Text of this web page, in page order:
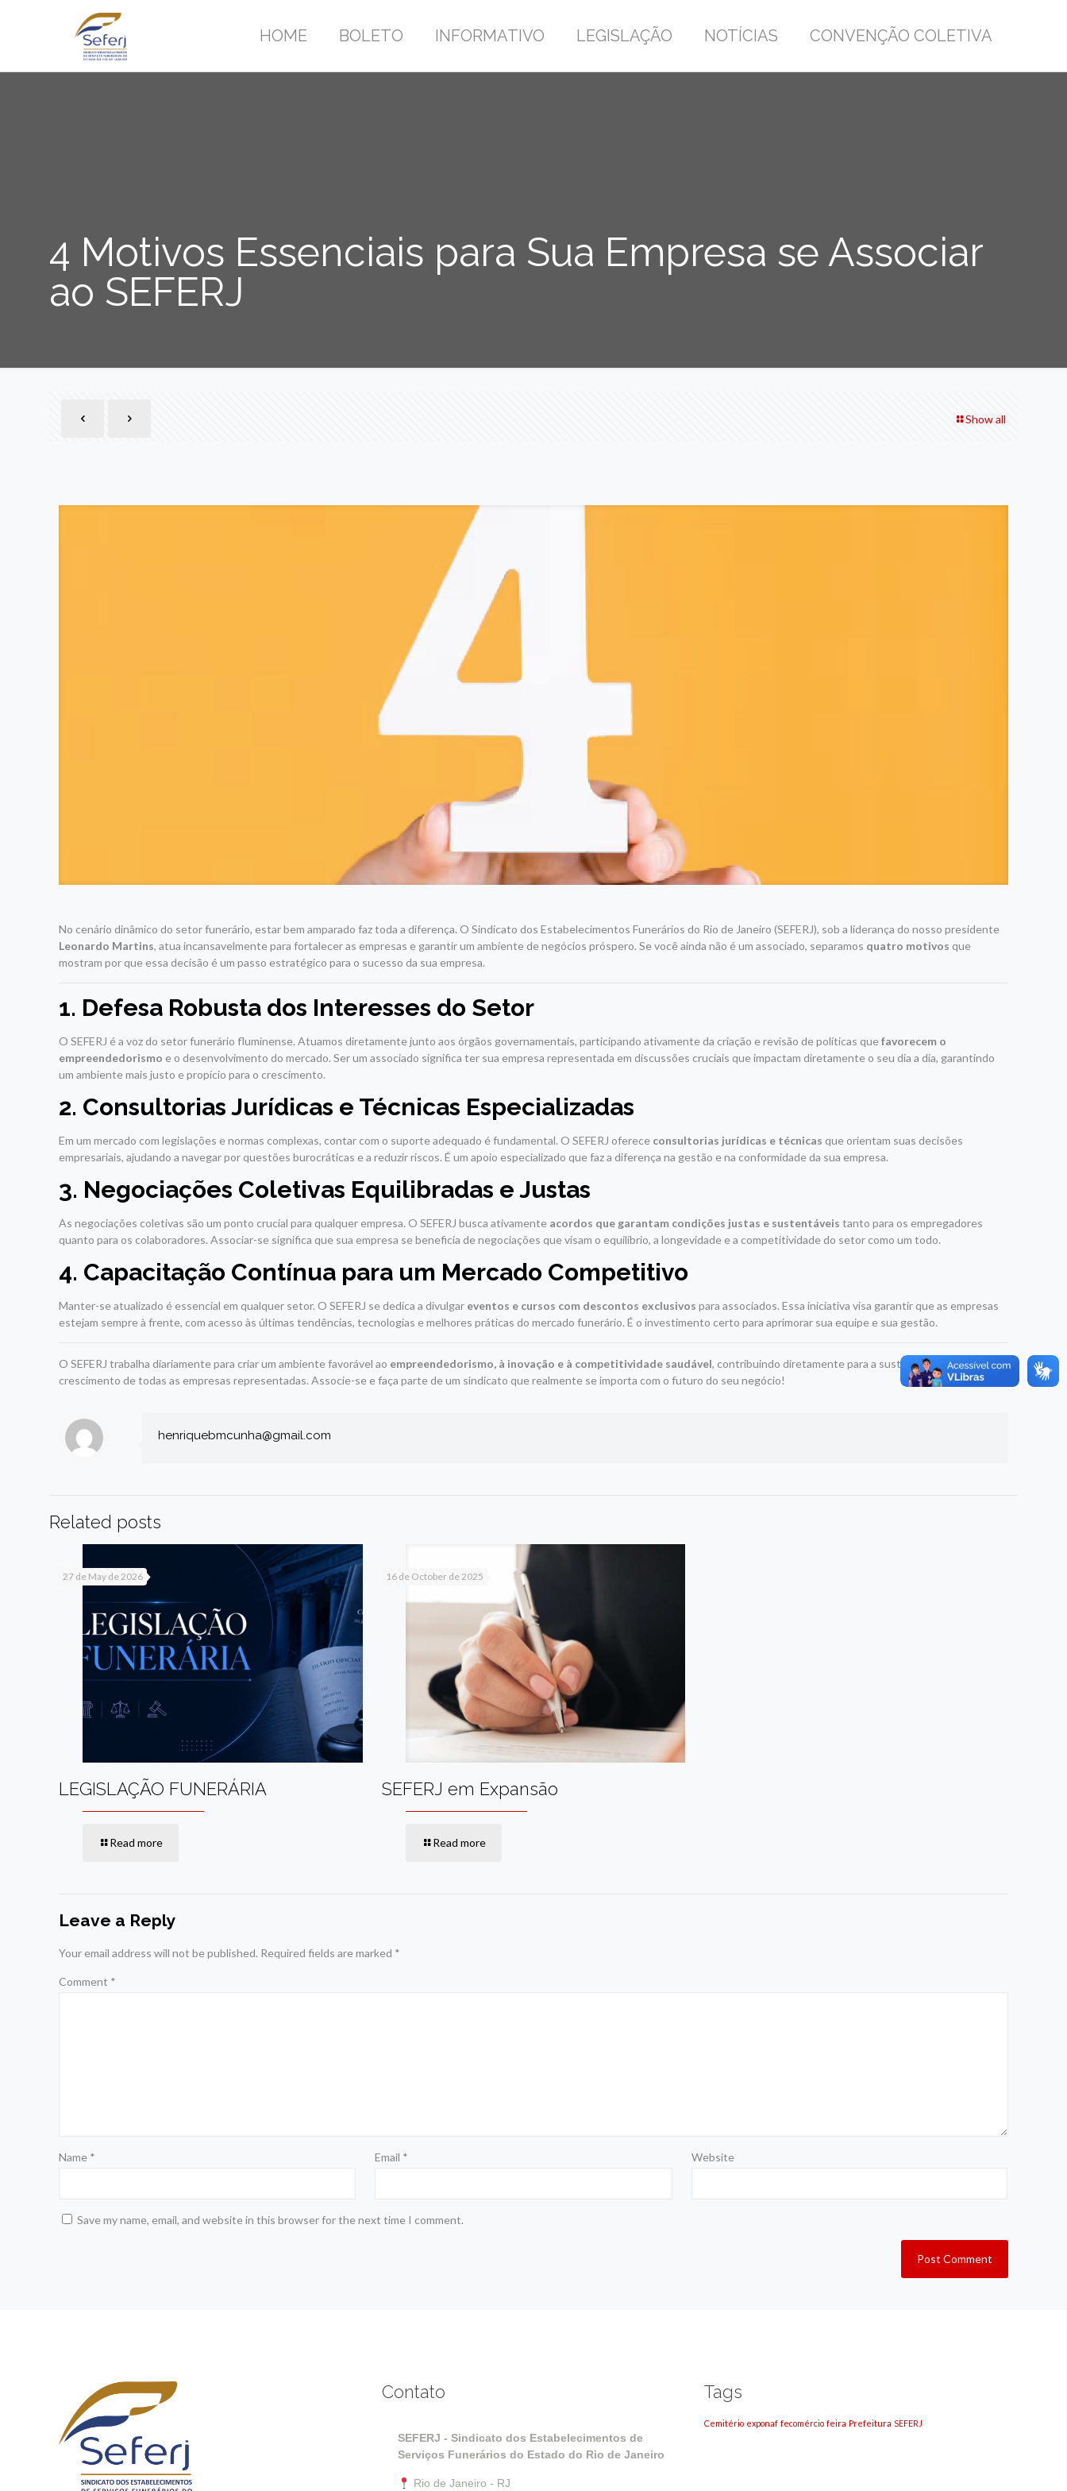
HOME BOLETO INFORMATIVO LEGISLAÇÃO NOTÍCIAS CONVENÇÃO COLETIVA
4 Motivos Essenciais para Sua Empresa se Associar
ao SEFERJ
Show all
No cenário dinâmico do setor funerário, estar bem amparado faz toda a diferença. O Sindicato dos Estabelecimentos Funerários do Rio de Janeiro (SEFERJ), sob a liderança do nosso presidente
Leonardo Martins, atua incansavelmente para fortalecer as empresas e garantir um ambiente de negócios próspero. Se você ainda não é um associado, separamos quatro motivos que
mostram por que essa decisão é um passo estratégico para o sucesso da sua empresa.
1. Defesa Robusta dos Interesses do Setor
O SEFERJ é a voz do setor funerário fluminense. Atuamos diretamente junto aos órgãos governamentais, participando ativamente da criação e revisão de políticas quefavorecem o
empreendedorismo e o desenvolvimento do mercado. Ser um associado significa ter sua empresa representada em discussões cruciais que impactam diretamente o seu dia a dia, garantindo
um ambiente mais justo e propício para o crescimento.
2. Consultorias Jurídicas e Técnicas Especializadas
Em um mercado com legislações e normas complexas, contar com o suporte adequado é fundamental. O SEFERJ oferece consultorias jurídicas e técnicas que orientam suas decisões
empresariais, ajudando a navegar por questões burocráticas e a reduzir riscos. É um apoio especializado que faz a diferença na gestão e na conformidade da sua empresa.
3. Negociações Coletivas Equilibradas e Justas
As negociações coletivas são um ponto crucial para qualquer empresa. O SEFERJ busca ativamente acordos que garantam condições justas e sustentáveis tanto para os empregadores
quanto para os colaboradores. Associar-se significa que sua empresa se beneficia de negociações que visam o equilíbrio, a longevidade e a competitividade do setor como um todo.
4. Capacitação Contínua para um Mercado Competitivo
Manter-se atualizado é essencial em qualquer setor. O SEFERJ se dedica a divulgar eventos e cursos com descontos exclusivos para associados. Essa iniciativa visa garantir que as empresas
estejam sempre à frente, com acesso às últimas tendências, tecnologias e melhores práticas do mercado funerário. É o investimento certo para aprimorar sua equipe e sua gestão.
O SEFERJ trabalha diariamente para criar um ambiente favorável ao empreendedorismo, à inovação e à competitividade saudável, contribuindo diretamente para a sustentabilidade e o
crescimento de todas as empresas representadas. Associe-se e faça parte de um sindicato que realmente se importa com o futuro do seu negócio!
henriquebmcunha@gmail.com
Related posts
27 de May de 2026
LEGISLAÇÃO FUNERÁRIA
Read more
16 de October de 2025
SEFERJ em Expansão
Read more
Leave a Reply
Your email address will not be published. Required fields are marked *
Comment *
Name * Email * Website
Save my name, email, and website in this browser for the next time I comment.
Contato
SEFERJ - Sindicato dos Estabelecimentos de
Serviços Funerários do Estado do Rio de Janeiro
Rio de Janeiro - RJ
Tags
Cemitério exponaf fecomércio feira Prefeitura SEFERJ